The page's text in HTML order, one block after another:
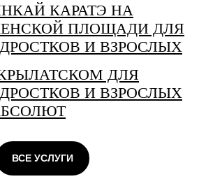
КАРАТЭ НА
ПЛОЩАДИ ДЛЯ
И ВЗРОСЛЫХ
ДЛЯ
И ВЗРОСЛЫХ
ВСЕ УСЛУГИ